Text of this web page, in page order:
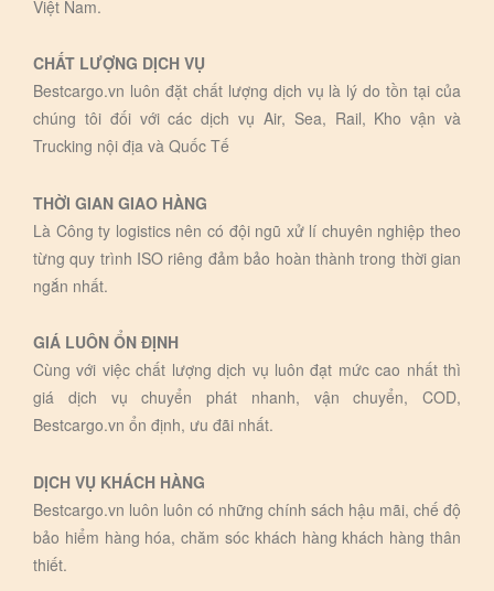
Việt Nam.
CHẤT LƯỢNG DỊCH VỤ
Bestcargo.vn luôn đặt chất lượng dịch vụ là lý do tồn tại của
chúng tôi đối với các dịch vụ Air, Sea, Rail, Kho vận và
Trucking nội địa và Quốc Tế
THỜI GIAN GIAO HÀNG
Là Công ty logistics nên có đội ngũ xử lí chuyên nghiệp theo
từng quy trình ISO riêng đảm bảo hoàn thành trong thời gian
ngắn nhất.
GIÁ LUÔN ỔN ĐỊNH
Cùng với việc chất lượng dịch vụ luôn đạt mức cao nhất thì
giá dịch vụ chuyển phát nhanh, vận chuyển, COD,
Bestcargo.vn ổn định, ưu đãi nhất.
DỊCH VỤ KHÁCH HÀNG
Bestcargo.vn luôn luôn có những chính sách hậu mãi, chế độ
bảo hiểm hàng hóa, chăm sóc khách hàng khách hàng thân
thiết.